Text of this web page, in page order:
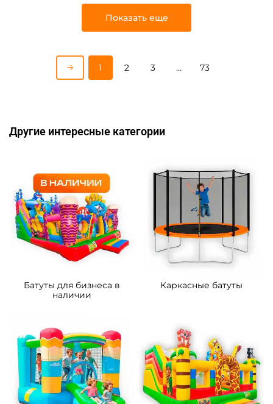
Показать еще
1 2 3 … 73
Другие интересные категории
Батуты для бизнеса в
наличии
Каркасные батуты